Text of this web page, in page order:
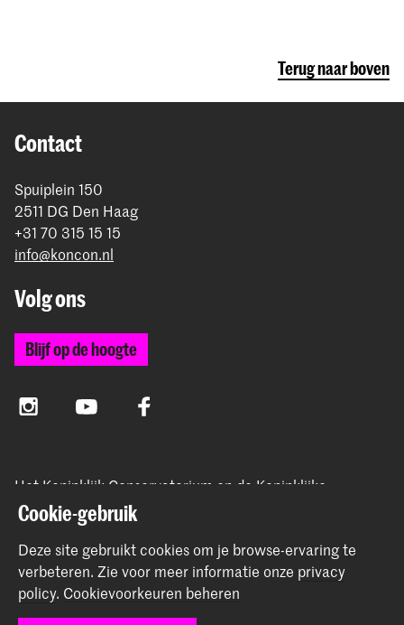
Terug naar boven
Contact
Spuiplein 150
2511 DG Den Haag
+31 70 315 15 15
info@koncon.nl
Volg ons
Blijf op de hoogte
InstagramYouTube Facebook
Het Koninklijk Conservatorium en de Koninklijke
Academie van Beeldende Kunsten vormen samen
Hogeschool der Kunsten Den Haag.
Cookie-gebruik
Deze site gebruikt cookies om je browse-ervaring te
verbeteren. Zie voor meer informatie onze privacy
policy. Cookievoorkeuren beheren